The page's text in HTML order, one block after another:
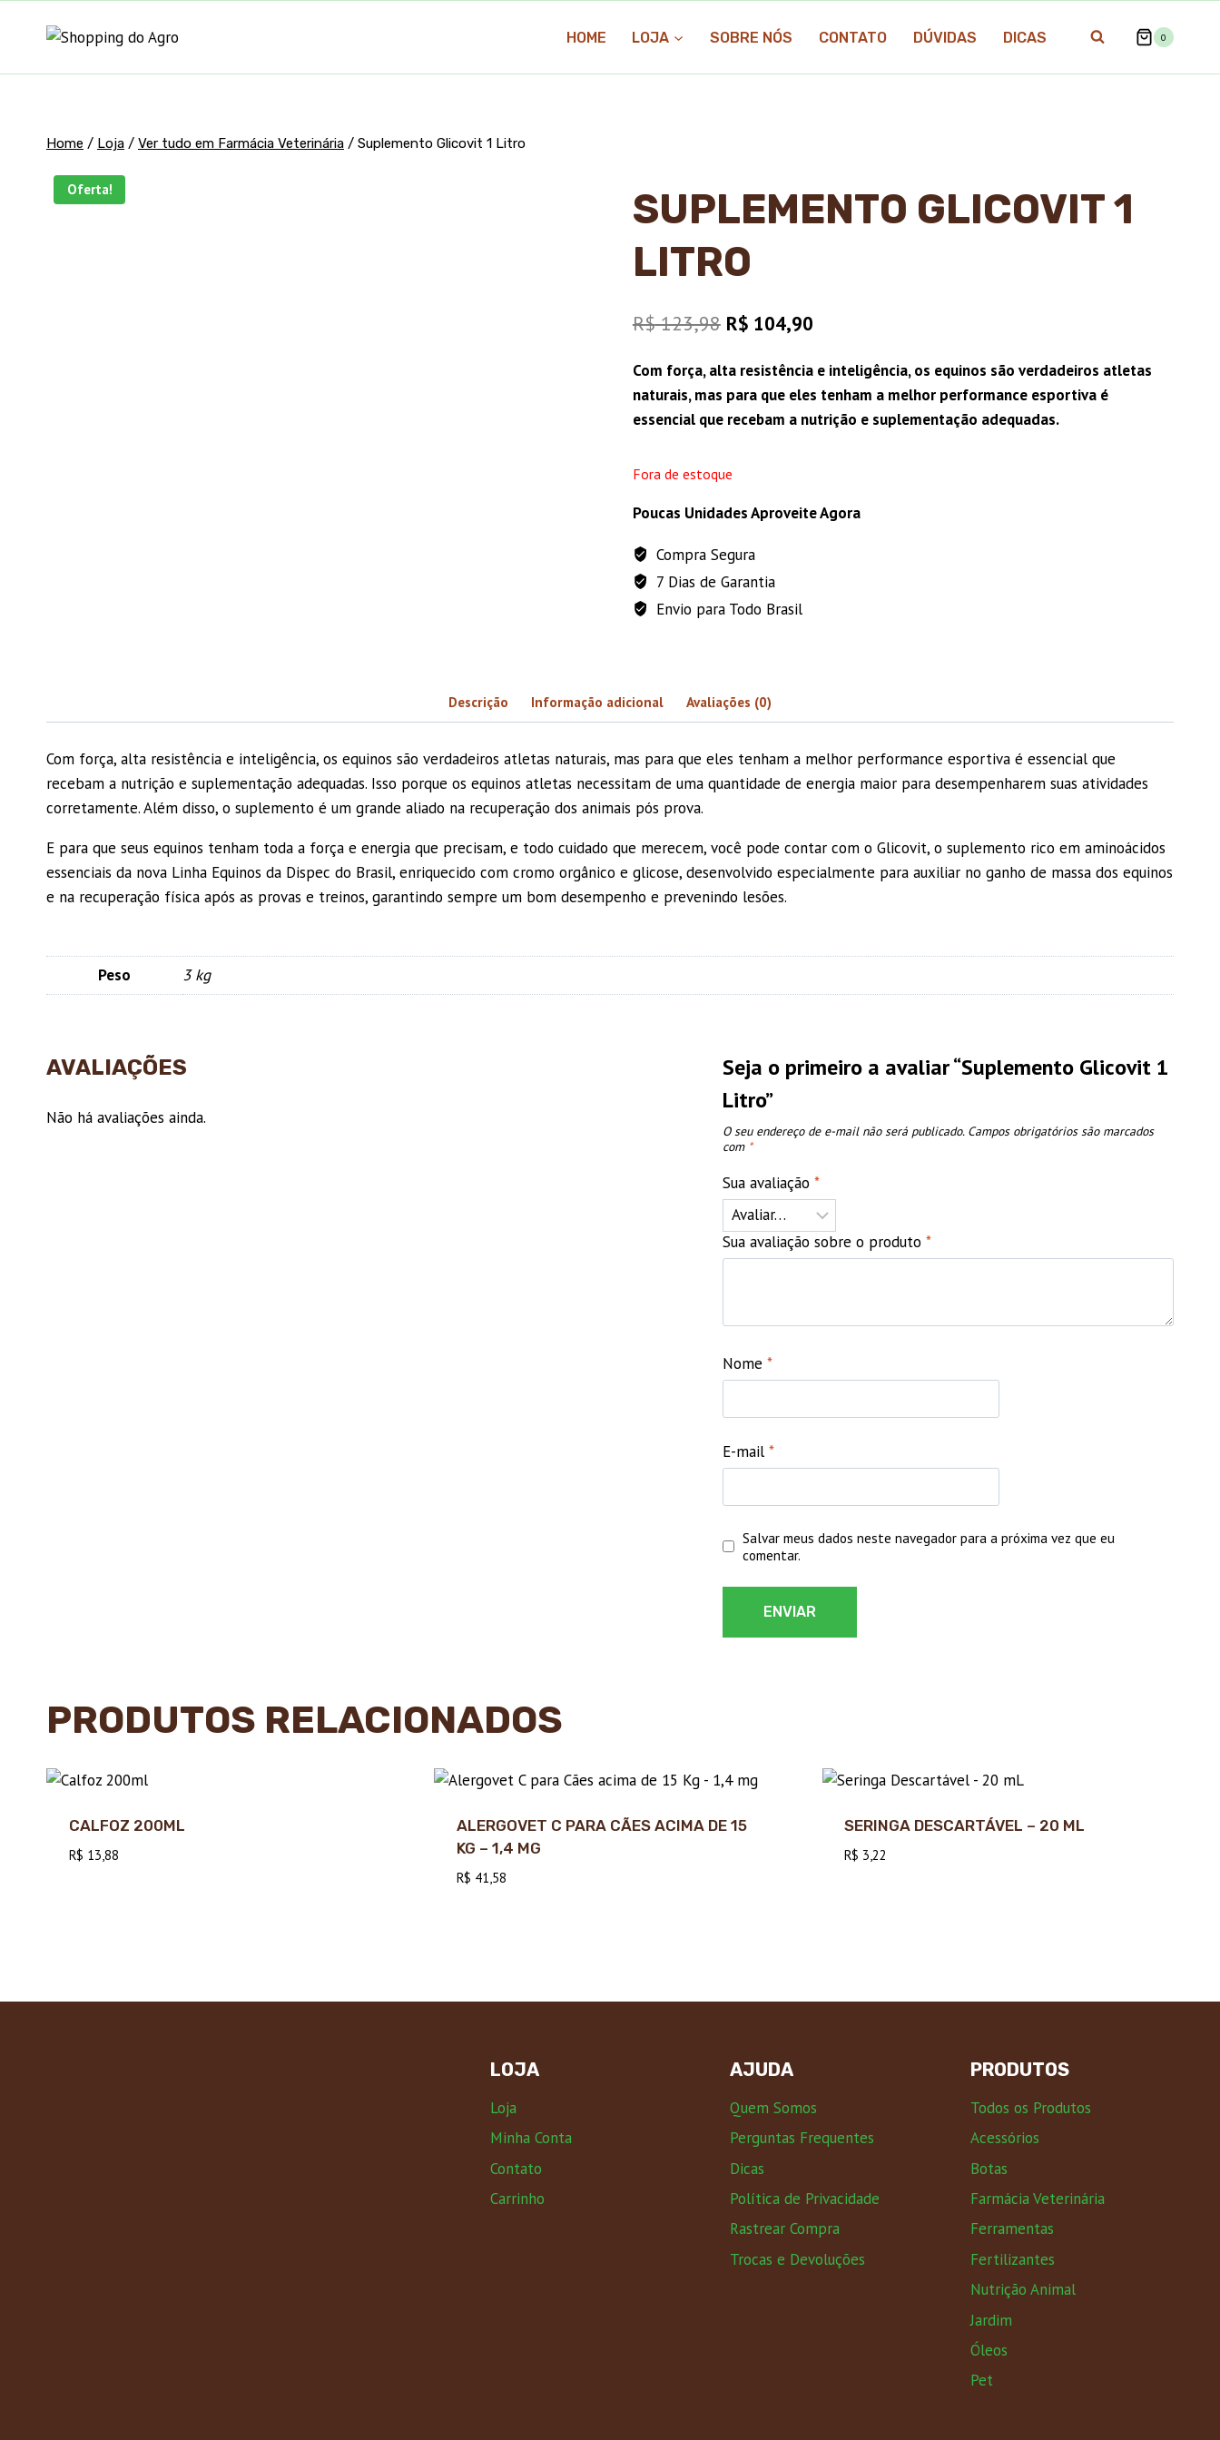
HOME LOJA SOBRE NÓS CONTATO DÚVIDAS DICAS 0
Home / Loja / Ver tudo em Farmácia Veterinária / Suplemento Glicovit 1 Litro
Oferta!
SUPLEMENTO GLICOVIT 1
LITRO
R$123,98 O
original
era:
R$ 104,90O
atual
é:
Com força, alta resistência e inteligência, os equinos são verdadeiros atletas
naturais, mas para que eles tenham a melhor performance esportiva é
essencial que recebam a nutrição e suplementação adequadas.
Fora de estoque
Poucas Unidades Aproveite Agora
Compra Segura
7 Dias de Garantia
Envio para Todo Brasil
Descrição Informação adicional Avaliações (0)
Com força, alta resistência e inteligência, os equinos são verdadeiros atletas naturais, mas para que eles tenham a melhor performance esportiva é essencial que
recebam a nutrição e suplementação adequadas. Isso porque os equinos atletas necessitam de uma quantidade de energia maior para desempenharem suas atividades
corretamente. Além disso, o suplemento é um grande aliado na recuperação dos animais pós prova.
E para que seus equinos tenham toda a força e energia que precisam, e todo cuidado que merecem, você pode contar com o Glicovit, o suplemento rico em aminoácidos
essenciais da nova Linha Equinos da Dispec do Brasil, enriquecido com cromo orgânico e glicose, desenvolvido especialmente para auxiliar no ganho de massa dos equinos
e na recuperação física após as provas e treinos, garantindo sempre um bom desempenho e prevenindo lesões.
Peso 3 kg
AVALIAÇÕES
Não há avaliações ainda.
Seja o primeiro a avaliar “Suplemento Glicovit 1
Litro”
O seu endereço de e-mail não será publicado. Campos obrigatórios são marcados
com *
Sua avaliação*
Sua avaliação sobre o produto*
Nome*
E-mail*
Salvar meus dados neste navegador para a próxima vez que eu
comentar.
PRODUTOS RELACIONADOS
CALFOZ 200ML
R$ 13,88
ALERGOVET C PARA CÃES ACIMA DE 15
KG – 1,4 MG
R$ 41,58
SERINGA DESCARTÁVEL – 20 ML
R$ 3,22
LOJA
Loja
Minha Conta
Contato
Carrinho
AJUDA
Quem Somos
Perguntas Frequentes
Dicas
Política de Privacidade
Rastrear Compra
Trocas e Devoluções
PRODUTOS
Todos os Produtos
Acessórios
Botas
Farmácia Veterinária
Ferramentas
Fertilizantes
Nutrição Animal
Jardim
Óleos
Pet